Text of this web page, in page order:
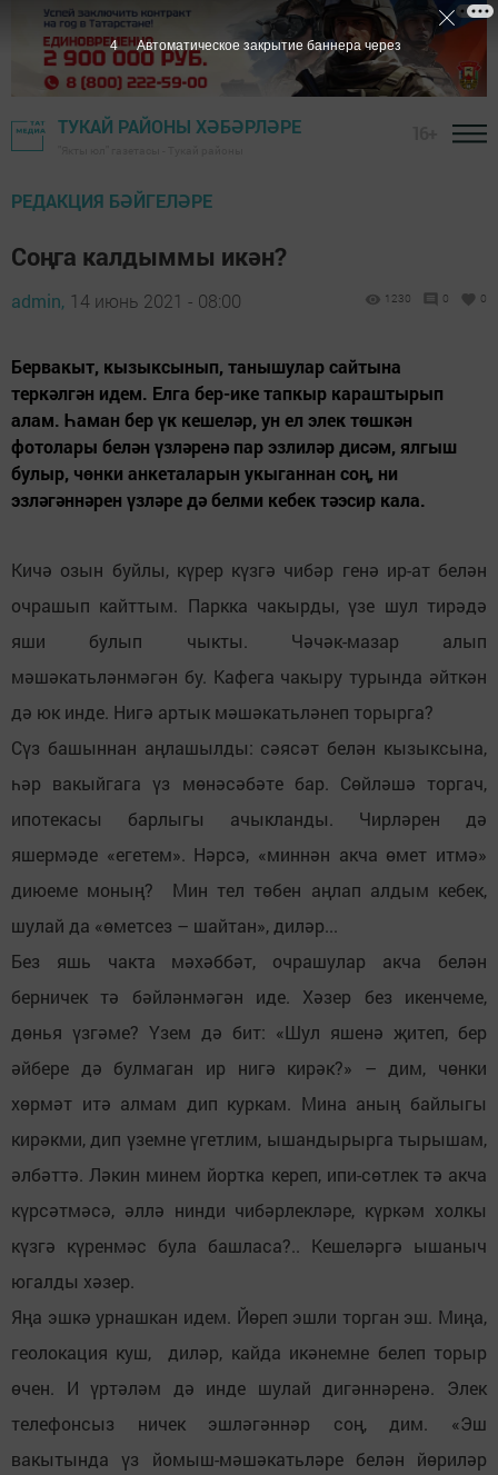
ТУКАЙ РАЙОНЫ ХӘБӘРЛӘРЕ
РЕДАКЦИЯ БӘЙГЕЛӘРЕ
Соңга калдыммы икән?
admin, 14 июнь 2021 - 08:00 1230 0 0
Бервакыт, кызыксынып, танышулар сайтына
теркәлгән идем. Елга бер-ике тапкыр караштырып
алам. Һаман бер үк кешеләр, ун ел элек төшкән
фотолары белән үзләренә пар эзлиләр дисәм, ялгыш
булыр, чөнки анкеталарын укыганнан соң, ни
эзләгәннәрен үзләре дә белми кебек тәэсир кала.
Кичә озын буйлы, күрер күзгә чибәр генә ир-ат белән
очрашып кайттым. Паркка чакырды, үзе шул тирәдә
яши булып чыкты. Чәчәк-мазар алып
мәшәкатьләнмәгән бу. Кафега чакыру турында әйткән
дә юк инде. Нигә артык мәшәкатьләнеп торырга?
Сүз башыннан аңлашылды: сәясәт белән кызыксына,
һәр вакыйгага үз мөнәсәбәте бар. Сөйләшә торгач,
ипотекасы барлыгы ачыкланды. Чирләрен дә
яшермәде «егетем». Нәрсә, «миннән акча өмет итмә»
диюеме моның? Мин тел төбен аңлап алдым кебек,
шулай да «өметсез – шайтан», диләр...
Без яшь чакта мәхәббәт, очрашулар акча белән
берничек тә бәйләнмәгән иде. Хәзер без икенчеме,
дөнья үзгәме? Үзем дә бит: «Шул яшенә җитеп, бер
әйбере дә булмаган ир нигә кирәк?» – дим, чөнки
хөрмәт итә алмам дип куркам. Мина аның байлыгы
кирәкми, дип үземне үгетлим, ышандырырга тырышам,
әлбәттә. Ләкин минем йортка кереп, ипи-сөтлек тә акча
күрсәтмәсә, әллә нинди чибәрлекләре, күркәм холкы
күзгә күренмәс була башласа?.. Кешеләргә ышаныч
югалды хәзер.
Яңа эшкә урнашкан идем. Йөреп эшли торган эш. Миңа,
геолокация куш, диләр, кайда икәнемне белеп торыр
өчен. И үртәләм дә инде шулай дигәннәренә. Элек
телефонсыз ничек эшләгәннәр соң, дим. «Эш
вакытында үз йомыш-мәшәкатьләре белән йөриләр
3 Автоматическое закрытие баннера через